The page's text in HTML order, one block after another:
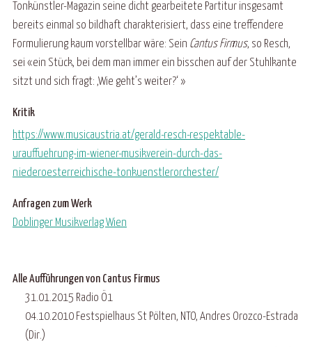
Tonkünstler-Magazin seine dicht gearbeitete Partitur insgesamt
bereits einmal so bildhaft charakterisiert, dass eine treffendere
Formulierung kaum vorstellbar wäre: Sein Cantus Firmus, so Resch,
sei «ein Stück, bei dem man immer ein bisschen auf der Stuhlkante
sitzt und sich fragt: ,Wie geht’s weiter?‘ »
Kritik
https://www.musicaustria.at/gerald-resch-respektable-
urauffuehrung-im-wiener-musikverein-durch-das-
niederoesterreichische-tonkuenstlerorchester/
Anfragen zum Werk
Doblinger Musikverlag Wien
Alle Aufführungen von Cantus Firmus
31.01.2015 Radio Ö1
04.10.2010 Festspielhaus St Pölten, NTO, Andres Orozco-Estrada
(Dir.)